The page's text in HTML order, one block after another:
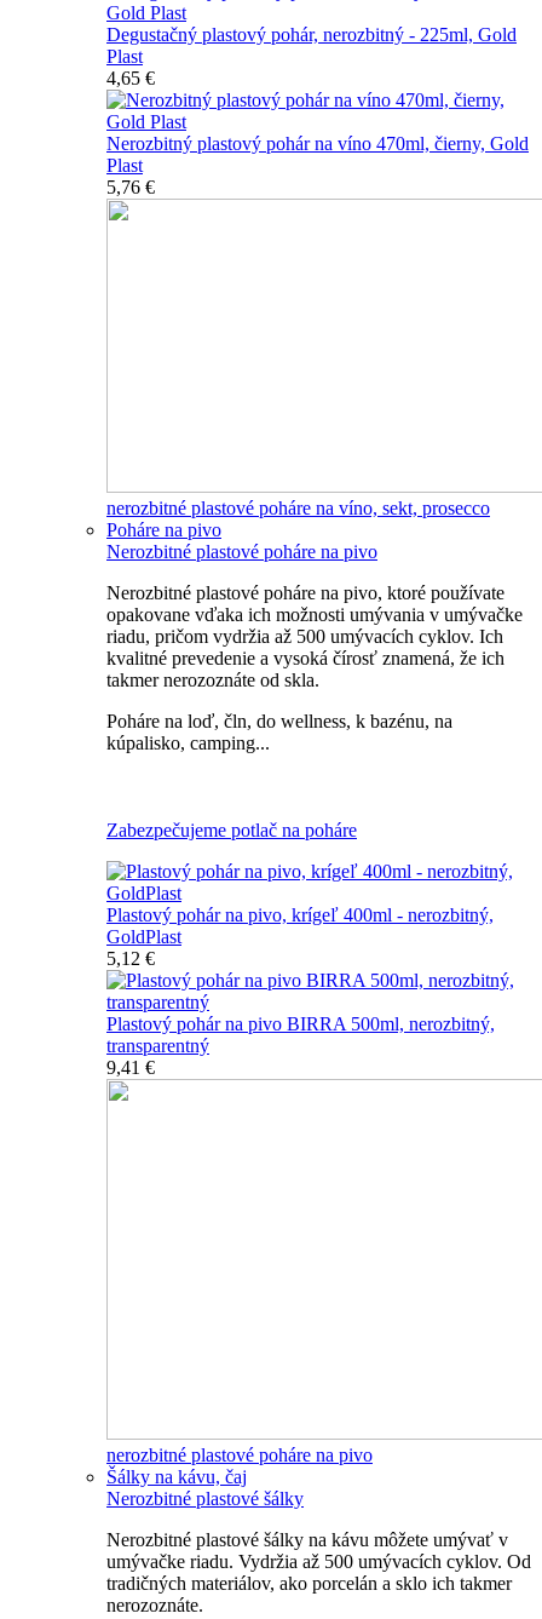
Degustačný plastový pohár, nerozbitný - 225ml, Gold
Plast
4,65 €
Nerozbitný plastový pohár na víno 470ml, čierny, Gold
Plast
5,76 €
nerozbitné plastové poháre na víno, sekt, prosecco
Poháre na pivo
Nerozbitné plastové poháre na pivo
Nerozbitné plastové poháre na pivo, ktoré používate
opakovane vďaka ich možnosti umývania v umývačke
riadu, pričom vydržia až 500 umývacích cyklov. Ich
kvalitné prevedenie a vysoká čírosť znamená, že ich
takmer nerozoznáte od skla.
Poháre na loď, čln, do wellness, k bazénu, na
kúpalisko, camping...
Zabezpečujeme potlač na poháre
Plastový pohár na pivo, krígeľ 400ml - nerozbitný,
GoldPlast
5,12 €
Plastový pohár na pivo BIRRA 500ml, nerozbitný,
transparentný
9,41 €
nerozbitné plastové poháre na pivo
Šálky na kávu, čaj
Nerozbitné plastové šálky
Nerozbitné plastové šálky na kávu môžete umývať v
umývačke riadu. Vydržia až 500 umývacích cyklov. Od
tradičných materiálov, ako porcelán a sklo ich takmer
nerozoznáte.